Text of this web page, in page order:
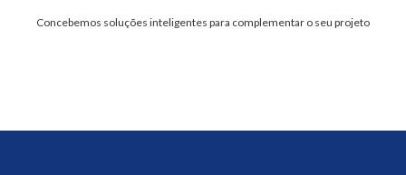
Concebemos soluções inteligentes para complementar o seu projeto